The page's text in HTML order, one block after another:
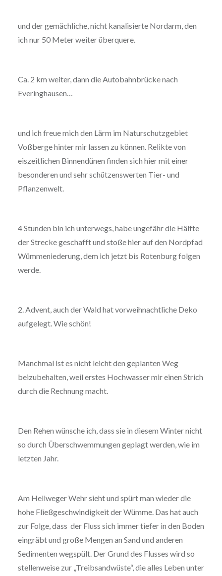
und der gemächliche, nicht kanalisierte Nordarm, den
ich nur 50 Meter weiter überquere.
Ca. 2 km weiter, dann die Autobahnbrücke nach
Everinghausen…
und ich freue mich den Lärm im Naturschutzgebiet
Voßberge hinter mir lassen zu können. Relikte von
eiszeitlichen Binnendünen finden sich hier mit einer
besonderen und sehr schützenswerten Tier- und
Pflanzenwelt.
4 Stunden bin ich unterwegs, habe ungefähr die Hälfte
der Strecke geschafft und stoße hier auf den Nordpfad
Wümmeniederung, dem ich jetzt bis Rotenburg folgen
werde.
2. Advent, auch der Wald hat vorweihnachtliche Deko
aufgelegt. Wie schön!
Manchmal ist es nicht leicht den geplanten Weg
beizubehalten, weil erstes Hochwasser mir einen Strich
durch die Rechnung macht.
Den Rehen wünsche ich, dass sie in diesem Winter nicht
so durch Überschwemmungen geplagt werden, wie im
letzten Jahr.
Am Hellweger Wehr sieht und spürt man wieder die
hohe Fließgeschwindigkeit der Wümme. Das hat auch
zur Folge, dass der Fluss sich immer tiefer in den Boden
eingräbt und große Mengen an Sand und anderen
Sedimenten wegspült. Der Grund des Flusses wird so
stellenweise zur „Treibsandwüste“, die alles Leben unter